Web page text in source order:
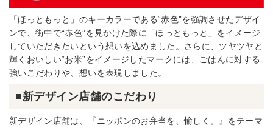
「ほっともっと」のキーカラーである“赤色”を強調させたデザイ
ンで、街中で“赤色”を見かけた際に「ほっともっと」をイメージ
していただきたいという想いを込めました。さらに、ツヤツヤと
輝くおいしい“お米”をイメージしたマークには、ごはんに対する
強いこだわりや、想いを表現しました。
■新デザイン店舗のこだわり
新デザイン店舗は、『ニッポンのお弁当を、愉しく。』をテーマ